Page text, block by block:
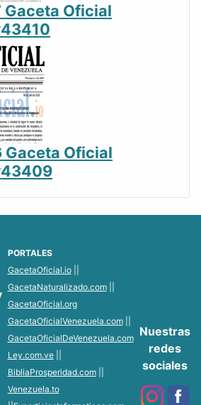
Oficial
Oficial
PORTALES
GacetaOficial.io||
GacetaNaturalizado.com||
GacetaOficial.org
GacetaOficialVenezuela.com||
GacetaOficialDeVenezuela.com
Ley.com.ve||
BibliaProsperidad.com||
Venezuela.to
Nuestras
redes
sociales